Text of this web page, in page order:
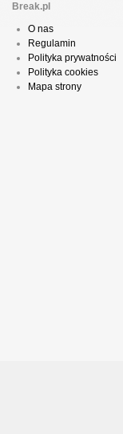
Break.pl
O nas
Regulamin
Polityka prywatności
Polityka cookies
Mapa strony